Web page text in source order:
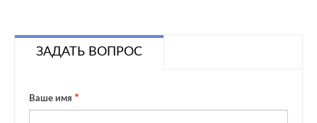
ЗАДАТЬ ВОПРОС
Ваше имя